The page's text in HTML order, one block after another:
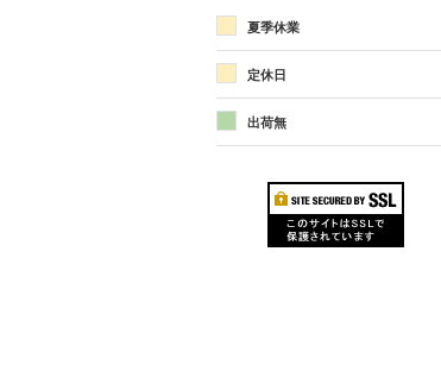
夏季休業
定休日
出荷無